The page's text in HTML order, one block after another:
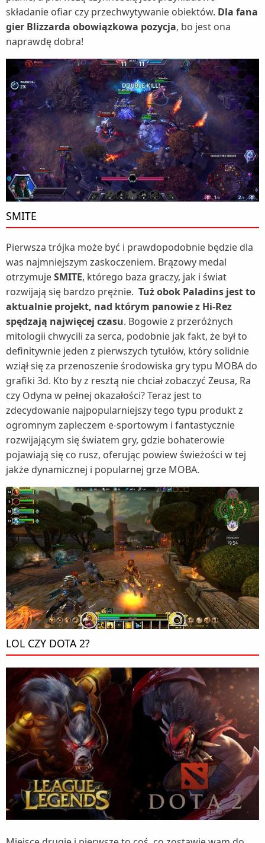
składanie ofiar czy przechwytywanie obiektów. Dla fana
gier Blizzarda obowiązkowa pozycja, bo jest ona
naprawdę dobra!
SMITE
Pierwsza trójka może być i prawdopodobnie będzie dla
was najmniejszym zaskoczeniem. Brązowy medal
otrzymujeSMITE, którego baza graczy, jak i świat
rozwijają się bardzo prężnie. Tuż obok Paladins jest to
aktualnie projekt, nad którym panowie z Hi-Rez
spędzają najwięcej czasu. Bogowie z przeróżnych
mitologii chwycili za serca, podobnie jak fakt, że był to
definitywnie jeden z pierwszych tytułów, który solidnie
wziął się za przenoszenie środowiska gry typu MOBA do
grafiki 3d. Kto by z resztą nie chciał zobaczyć Zeusa, Ra
czy Odyna w pełnej okazałości? Teraz jest to
zdecydowanie najpopularniejszy tego typu produkt z
ogromnym zapleczem e-sportowym i fantastycznie
rozwijającym się światem gry, gdzie bohaterowie
pojawiają się co rusz, oferując powiew świeżości w tej
jakże dynamicznej i popularnej grze MOBA.
LOL CZY DOTA 2?